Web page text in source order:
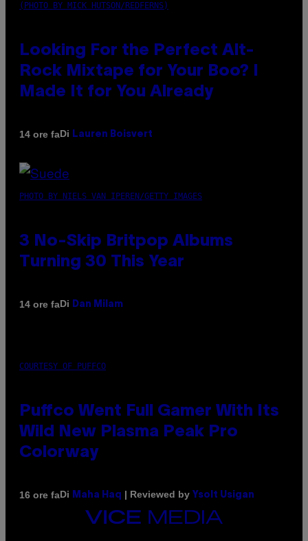
(PHOTO BY MICK HUTSON/REDFERNS)
Looking For the Perfect Alt-
Rock Mixtape for Your Boo? I
Made It for You Already
14 ore faDi Lauren Boisvert
PHOTO BY NIELS VAN IPEREN/GETTY IMAGES
3 No-Skip Britpop Albums
Turning 30 This Year
14 ore faDi Dan Milam
COURTESY OF PUFFCO
Puffco Went Full Gamer With Its
Wild New Plasma Peak Pro
Colorway
16 ore faDi Maha Haq | Reviewed by Ysolt Usigan
VICE
MEDIA